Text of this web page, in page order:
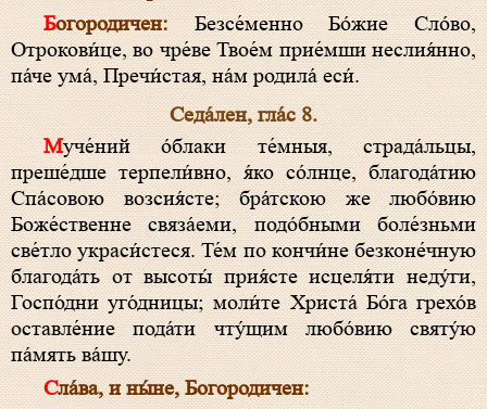
Богородичен:Безсе́менно Бо́жие Сло́во,
Отрокови́це, во чре́ве Твое́м прие́мши неслия́нно,
па́че ума́, Пречи́стая, на́м родила́ еси́.
Седа́лен, гла́с 8.
Муче́ний о́блаки те́мныя, страда́льцы,
преше́дше терпели́вно, я́ко со́лнце, благода́тию
Спа́совою возсия́сте; бра́тскою же любо́вию
Боже́ственне связа́еми, подо́бными боле́зньми
све́тло украси́стеся. Те́м по кончи́не безконе́чную
благода́ть от высоты́ прия́сте исцеля́ти неду́ги,
Госпо́дни уго́дницы; моли́те Христа́ Бо́га грехо́в
оставле́ние пода́ти чту́щим любо́вию святу́ю
па́мять ва́шу.
Сла́ва, и ны́не, Богородичен: